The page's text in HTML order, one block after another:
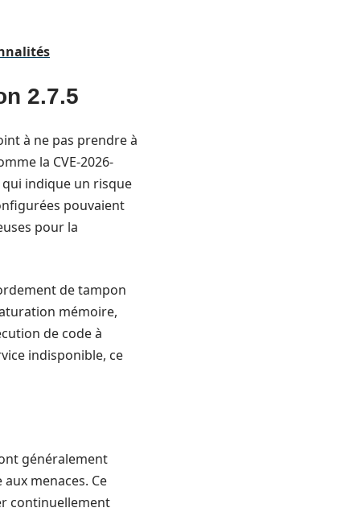
2.7.5
à ne pas prendre à
la CVE-2026-
qui indique un risque
pouvaient
pour la
de tampon
mémoire,
de code à
indisponible, ce
généralement
menaces. Ce
continuellement